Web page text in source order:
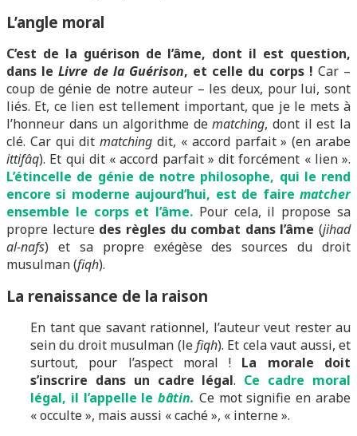
L’angle moral
C’est de la guérison de l’âme, dont il est question,
dans leLivre de la Guérison, et celle du corps ! Car –
coup de génie de notre auteur – les deux, pour lui, sont
liés. Et, ce lien est tellement important, que je le mets à
l’honneur dans un algorithme dematching, dont il est la
clé. Car qui ditmatching dit, « accord parfait » (en arabe
ittifâq). Et qui dit « accord parfait » dit forcément « lien ».
L’étincelle de génie de notre philosophe, qui le rend
encore si moderne aujourd’hui, est de faire matcher
ensemble le corps et l’âme. Pour cela, il propose sa
propre lecturedes règles du combat dans l’âme (jihad
al-nafs) et sa propre exégèse des sources du droit
musulman (fiqh).
La renaissance de la raison
En tant que savant rationnel, l’auteur veut rester au
sein du droit musulman (lefiqh). Et cela vaut aussi, et
surtout, pour l’aspect moral ! La morale doit
s’inscrire dans un cadre légal. Ce cadre moral
légal, il l’appelle lebâtin. Ce mot signifie en arabe
« occulte », mais aussi « caché », « interne ».